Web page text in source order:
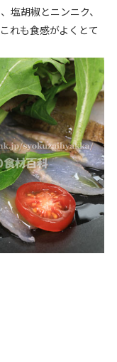
塩胡椒とニンニク、
れも食感がよくとて